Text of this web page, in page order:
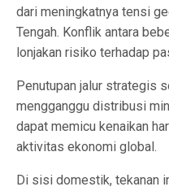
dari meningkatnya tensi
Tengah. Konflik antara
lonjakan risiko terhadap
Penutupan jalur strategis
mengganggu distribusi
dapat memicu kenaikan
aktivitas ekonomi global.
Di sisi domestik, tekanan